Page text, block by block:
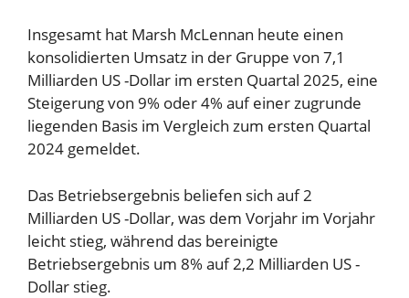
Insgesamt hat Marsh McLennan heute einen
konsolidierten Umsatz in der Gruppe von 7,1
Milliarden US -Dollar im ersten Quartal 2025, eine
Steigerung von 9% oder 4% auf einer zugrunde
liegenden Basis im Vergleich zum ersten Quartal
2024 gemeldet.
Das Betriebsergebnis beliefen sich auf 2
Milliarden US -Dollar, was dem Vorjahr im Vorjahr
leicht stieg, während das bereinigte
Betriebsergebnis um 8% auf 2,2 Milliarden US -
Dollar stieg.